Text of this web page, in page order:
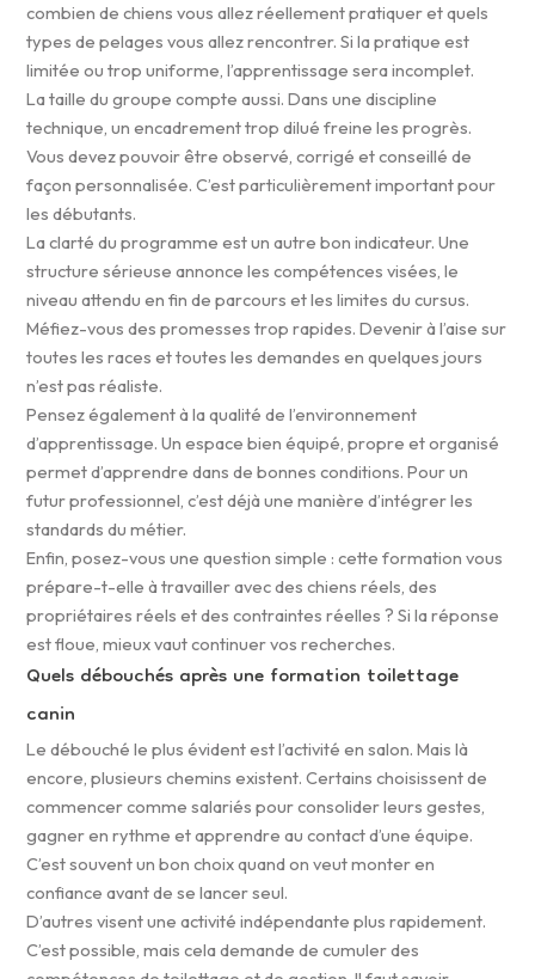
combien de chiens vous allez réellement pratiquer et quels
types de pelages vous allez rencontrer. Si la pratique est
limitée ou trop uniforme, l’apprentissage sera incomplet.
La taille du groupe compte aussi. Dans une discipline
technique, un encadrement trop dilué freine les progrès.
Vous devez pouvoir être observé, corrigé et conseillé de
façon personnalisée. C’est particulièrement important pour
les débutants.
La clarté du programme est un autre bon indicateur. Une
structure sérieuse annonce les compétences visées, le
niveau attendu en fin de parcours et les limites du cursus.
Méfiez-vous des promesses trop rapides. Devenir à l’aise sur
toutes les races et toutes les demandes en quelques jours
n’est pas réaliste.
Pensez également à la qualité de l’environnement
d’apprentissage. Un espace bien équipé, propre et organisé
permet d’apprendre dans de bonnes conditions. Pour un
futur professionnel, c’est déjà une manière d’intégrer les
standards du métier.
Enfin, posez-vous une question simple : cette formation vous
prépare-t-elle à travailler avec des chiens réels, des
propriétaires réels et des contraintes réelles ? Si la réponse
est floue, mieux vaut continuer vos recherches.
Quels débouchés après une formation toilettage
canin
Le débouché le plus évident est l’activité en salon. Mais là
encore, plusieurs chemins existent. Certains choisissent de
commencer comme salariés pour consolider leurs gestes,
gagner en rythme et apprendre au contact d’une équipe.
C’est souvent un bon choix quand on veut monter en
confiance avant de se lancer seul.
D’autres visent une activité indépendante plus rapidement.
C’est possible, mais cela demande de cumuler des